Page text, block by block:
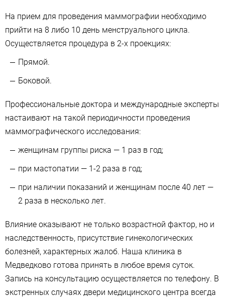
На прием для проведения маммографии необходимо
прийти на 8 либо 10 день менструального цикла.
Осуществляется процедура в 2-х проекциях:
Прямой.
Боковой.
Профессиональные доктора и международные эксперты
настаивают на такой периодичности проведения
маммографического исследования:
женщинам группы риска — 1 раз в год;
при мастопатии — 1-2 раза в год;
при наличии показаний и женщинам после 40 лет —
2 раза в несколько лет.
Влияние оказывают не только возрастной фактор, но и
наследственность, присутствие гинекологических
болезней, характерных жалоб. Наша клиника в
Медведково готова принять в любое время суток.
Запись на консультацию осуществляется по телефону. В
экстренных случаях двери медицинского центра всегда